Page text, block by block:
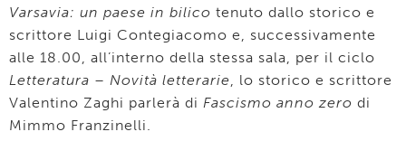
Varsavia: un paese in bilico tenuto dallo storico e
scrittore Luigi Contegiacomo e, successivamente
alle 18.00, all’interno della stessa sala, per il ciclo
Letteratura – Novità letterarie, lo storico e scrittore
Valentino Zaghi parlerà di Fascismo anno zero di
Mimmo Franzinelli.